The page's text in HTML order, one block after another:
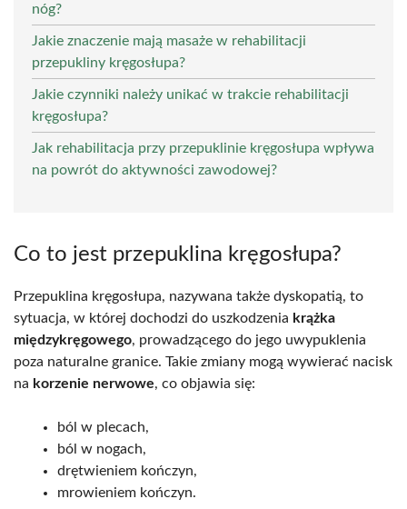
nóg?
Jakie znaczenie mają masaże w rehabilitacji
przepukliny kręgosłupa?
Jakie czynniki należy unikać w trakcie rehabilitacji
kręgosłupa?
Jak rehabilitacja przy przepuklinie kręgosłupa wpływa
na powrót do aktywności zawodowej?
Co to jest przepuklina kręgosłupa?
Przepuklina kręgosłupa, nazywana także dyskopatią, to
sytuacja, w której dochodzi do uszkodzenia krążka
międzykręgowego, prowadzącego do jego uwypuklenia
poza naturalne granice. Takie zmiany mogą wywierać nacisk
na korzenie nerwowe, co objawia się:
ból w plecach,
ból w nogach,
drętwieniem kończyn,
mrowieniem kończyn.